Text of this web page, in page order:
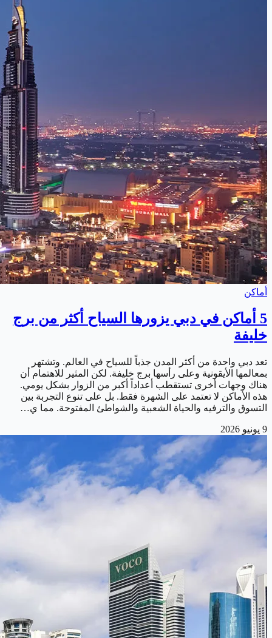
أماكن
5 أماكن في دبي يزورها السياح أكثر من برج
خليفة
تعد دبي واحدة من أكثر المدن جذباً للسياح في العالم. وتشتهر
بمعالمها الأيقونية وعلى رأسها برج خليفة. لكن المثير للاهتمام أن
هناك وجهات أخرى تستقطب أعداداً أكبر من الزوار بشكل يومي.
هذه الأماكن لا تعتمد على الشهرة فقط. بل على تنوع التجربة بين
التسوق والترفيه والحياة الشعبية والشواطئ المفتوحة. مما ي…
9 يونيو 2026